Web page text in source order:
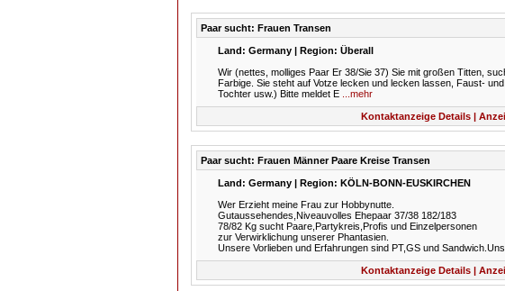
Paar sucht: Frauen Transen
Land: Germany | Region: Überall
Wir (nettes, molliges Paar Er 38/Sie 37) Sie mit großen Titten,
Farbige. Sie steht auf Votze lecken und lecken lassen, Faust-
Tochter usw.) Bitte meldet E ...mehr
Kontaktanzeige Details |
Paar sucht: Frauen Männer Paare Kreise Transen
Land: Germany | Region: KÖLN-BONN-EUSKIRCHEN
Wer Erzieht meine Frau zur Hobbynutte.
Gutaussehendes,Niveauvolles Ehepaar 37/38 182/183
78/82 Kg sucht Paare,Partykreis,Profis und Einzelpersonen
zur Verwirklichung unserer Phantasien.
Unsere Vorlieben und Erfahrungen sind PT,GS und
Kontaktanzeige Details |